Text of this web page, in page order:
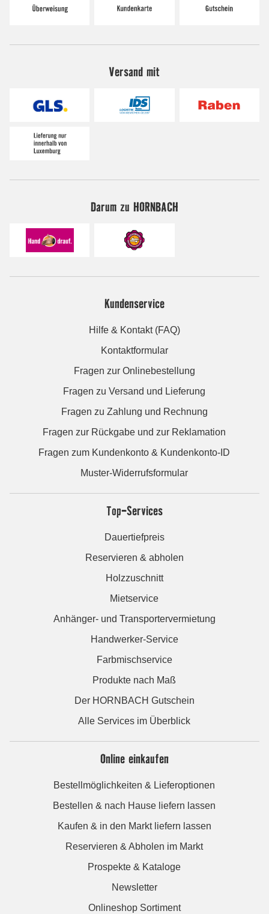
Versand mit
Darum zu HORNBACH
Kundenservice
Hilfe & Kontakt (FAQ)
Kontaktformular
Fragen zur Onlinebestellung
Fragen zu Versand und Lieferung
Fragen zu Zahlung und Rechnung
Fragen zur Rückgabe und zur Reklamation
Fragen zum Kundenkonto & Kundenkonto-ID
Muster-Widerrufsformular
Top-Services
Dauertiefpreis
Reservieren & abholen
Holzzuschnitt
Mietservice
Anhänger- und Transportervermietung
Handwerker-Service
Farbmischservice
Produkte nach Maß
Der HORNBACH Gutschein
Alle Services im Überblick
Online einkaufen
Bestellmöglichkeiten & Lieferoptionen
Bestellen & nach Hause liefern lassen
Kaufen & in den Markt liefern lassen
Reservieren & Abholen im Markt
Prospekte & Kataloge
Newsletter
Onlineshop Sortiment